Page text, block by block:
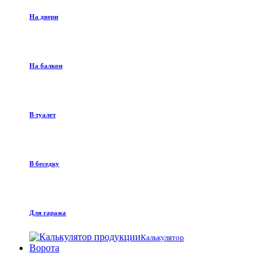
На двери
На балкон
В туалет
В беседку
Для гаража
Калькулятор
Ворота